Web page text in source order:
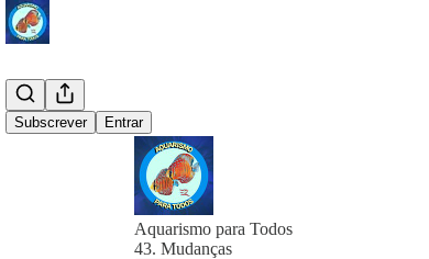
Subscrever Entrar
Aquarismo para Todos
43. Mudanças